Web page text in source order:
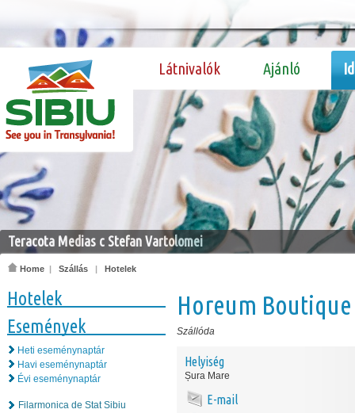
Látnivalók Ajánló
Teracota Medias c Stefan Vartolomei
Home | Szállás | Hotelek
Hotelek
Események
Heti eseménynaptár
Havi eseménynaptár
Évi eseménynaptár
Filarmonica de Stat Sibiu
Horeum Boutique
Szállóda
Helyiség
Șura Mare
E-mail